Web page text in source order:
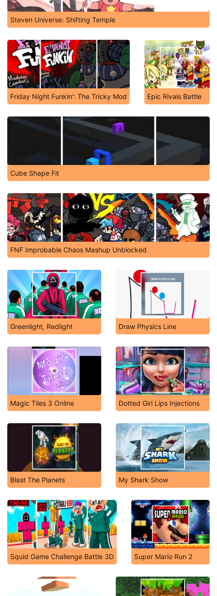
Steven Universe: Shifting Temple
Friday Night Funkin': The Tricky Mod Epic Rivals Battle
Cube Shape Fit
FNF Improbable Chaos Mashup Unblocked
Greenlight, Redlight Draw Physics Line
Magic Tiles 3 Online Dotted Girl Lips Injections
Blast The Planets My Shark Show
Squid Game Challenge Battle 3D Super Mario Run 2